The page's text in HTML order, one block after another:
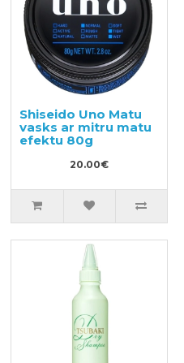
Shiseido Uno Matu
vasks ar mitru matu
efektu 80g
20.00€